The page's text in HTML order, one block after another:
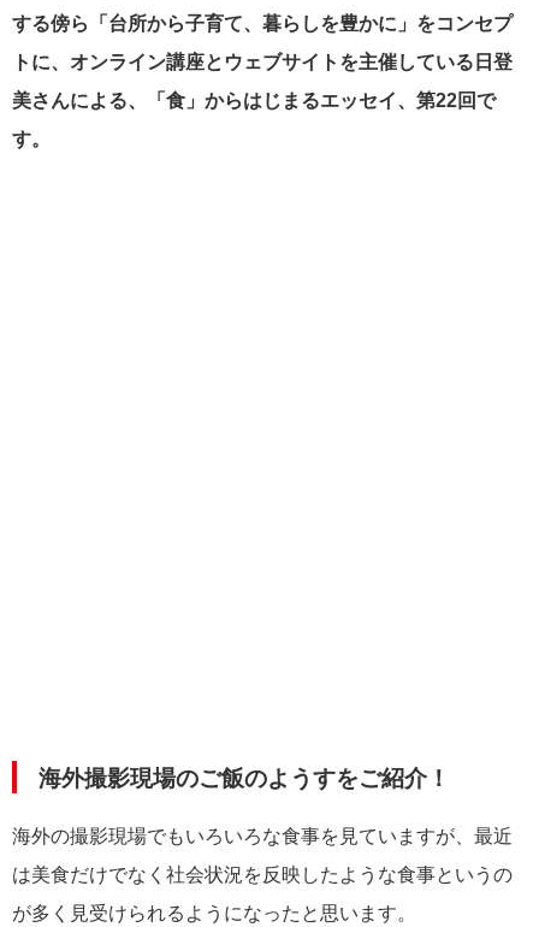
する傍ら「台所から子育て、暮らしを豊かに」をコンセプ
トに、オンライン講座とウェブサイトを主催している日登
美さんによる、「食」からはじまるエッセイ、第22回で
す。
海外撮影現場のご飯のようすをご紹介！
海外の撮影現場でもいろいろな食事を見ていますが、最近
は美食だけでなく社会状況を反映したような食事というの
が多く見受けられるようになったと思います。